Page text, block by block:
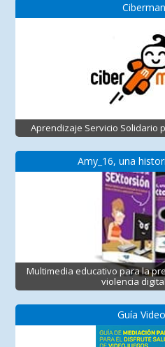
Aprendizaje Servicio Solidario
Amy_16, una
Multimedia educativo para la
violencia
Guía